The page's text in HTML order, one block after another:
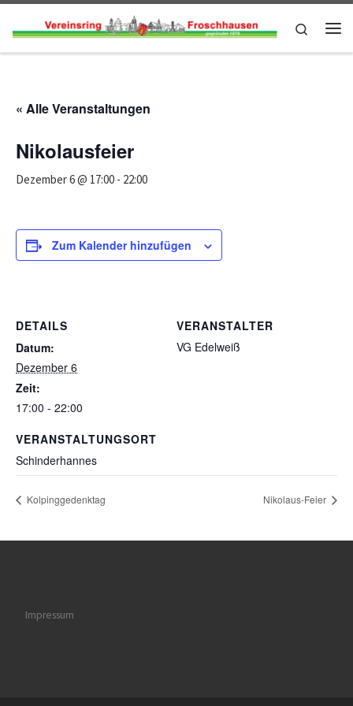
Zum Inhalt springen
Search
« Alle Veranstaltungen
Nikolausfeier
Dezember 6 @ 17:00 - 22:00
Zum Kalender hinzufügen
DETAILS
Datum:
Dezember 6
Zeit:
17:00 - 22:00
VERANSTALTUNGSORT
Schinderhannes
VERANSTALTER
VG Edelweiß
Kolpinggedenktag Nikolaus-Feier
Impressum